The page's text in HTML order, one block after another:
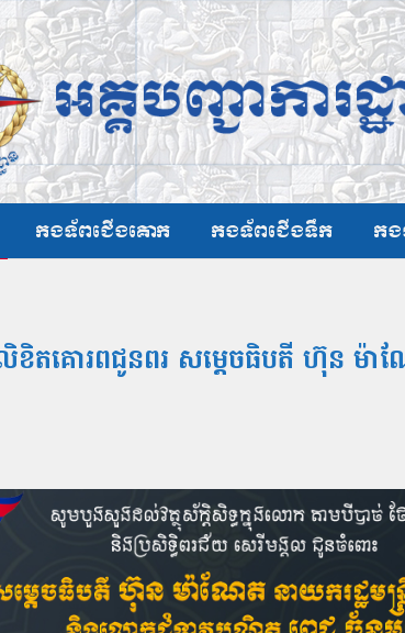
កងទ័ពជើងគោក កងទ័ពជើងទឹក កង
តគោរពជូនពរ សម្ដេចធិបតី ហ៊ុន ម៉ាណ